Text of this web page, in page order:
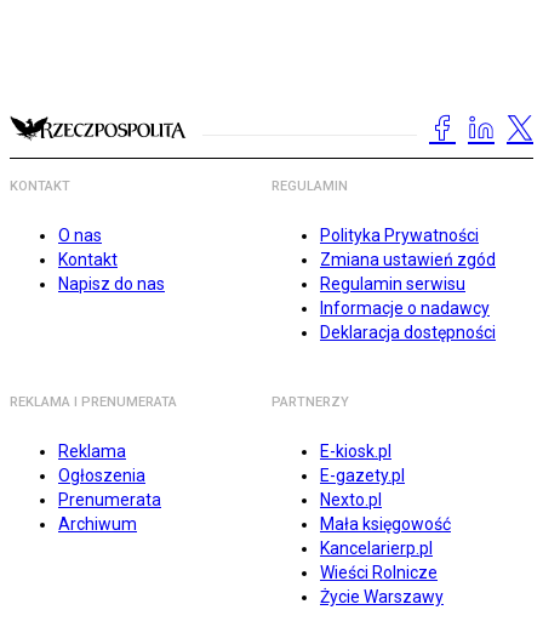
KONTAKT
O nas
Kontakt
Napisz do nas
REGULAMIN
Polityka Prywatności
Zmiana ustawień zgód
Regulamin serwisu
Informacje o nadawcy
Deklaracja dostępności
REKLAMA I PRENUMERATA
Reklama
Ogłoszenia
Prenumerata
Archiwum
PARTNERZY
E-kiosk.pl
E-gazety.pl
Nexto.pl
Mała księgowość
Kancelarierp.pl
Wieści Rolnicze
Życie Warszawy